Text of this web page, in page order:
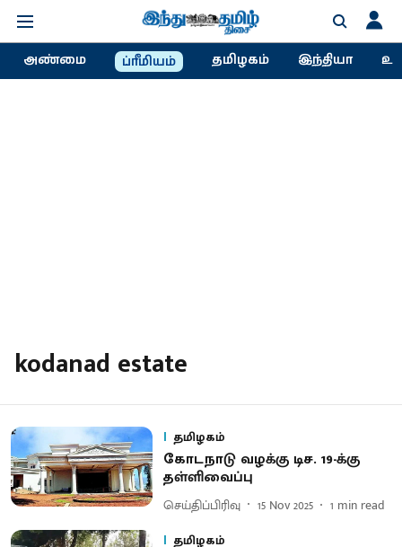
அண்மை ப்ரீமியம் தமிழகம் இந்தியா
kodanad estate
தமிழகம்
கோடநாடு வழக்கு டிச. 19-க்கு
தள்ளிவைப்பு
செய்திப்பிரிவு 15 Nov 2025 1 min read
தமிழகம்